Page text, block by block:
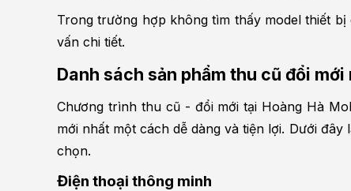
Trong trường hợp không tìm thấy model thiết
vấn chi tiết.
Danh sách sản phẩm thu cũ đổi
Chương trình thu cũ - đổi mới tại Hoàng Hà
mới nhất một cách dễ dàng và tiện lợi. Dưới
chọn.
Điện thoại thông minh